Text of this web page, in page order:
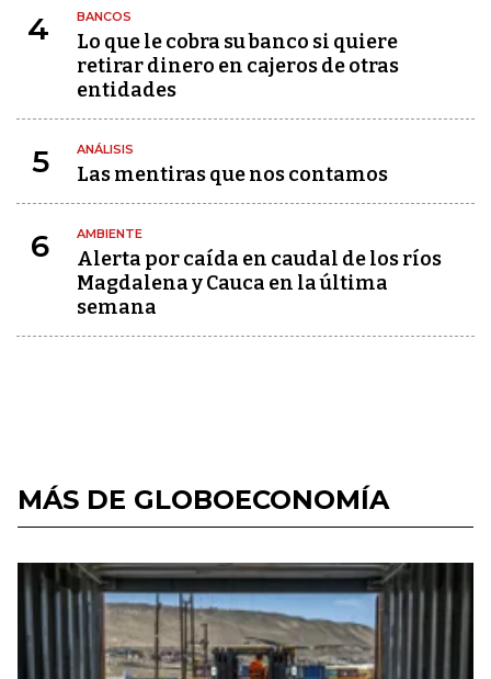
4 BANCOS
Lo que le cobra su banco si quiere
retirar dinero en cajeros de otras
entidades
5 ANÁLISIS
Las mentiras que nos contamos
6 AMBIENTE
Alerta por caída en caudal de los ríos
Magdalena y Cauca en la última
semana
MÁS DE GLOBOECONOMÍA